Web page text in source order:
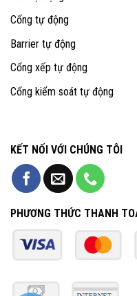
Cổng tự động
Barrier tự động
Cổng xếp tự động
Cổng kiểm soát tự động
KẾT NỐI VỚI CHÚNG TÔI
PHƯƠNG THỨC THANH